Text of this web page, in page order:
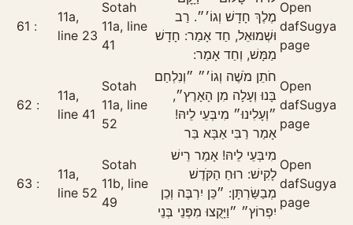
61
11a,
line 23
Sotah
11a, line
41
מֶלֶךְ חָדָשׁ וְגוֹ׳״. רַב
וּשְׁמוּאֵל, חַד אָמַר: חָדָשׁ
מַמָּשׁ, וְחַד אָמַר:
Open
dafSugya
page
62
11a,
line 41
Sotah
11a, line
52
חֹתֵן מֹשֶׁה וְגוֹ׳״ ״וְנִלְחַם
בָּנוּ וְעָלָה מִן הָאָרֶץ״,
״וְעָלִינוּ״ מִיבְּעֵי לֵיהּ!
אָמַר רַבִּי אַבָּא בַּר
Open
dafSugya
page
63
11a,
line 52
Sotah
11b, line
49
מִיבְּעֵי לֵיהּ! אָמַר רֵישׁ
לָקִישׁ: רוּחַ הַקֹּדֶשׁ
מְבַשַּׂרְתָּן: ״כֵּן יִרְבֶּה וְכֵן
יִפְרוֹץ״ ״וַיָּקֻצוּ מִפְּנֵי בְּנֵי
Open
dafSugya
page